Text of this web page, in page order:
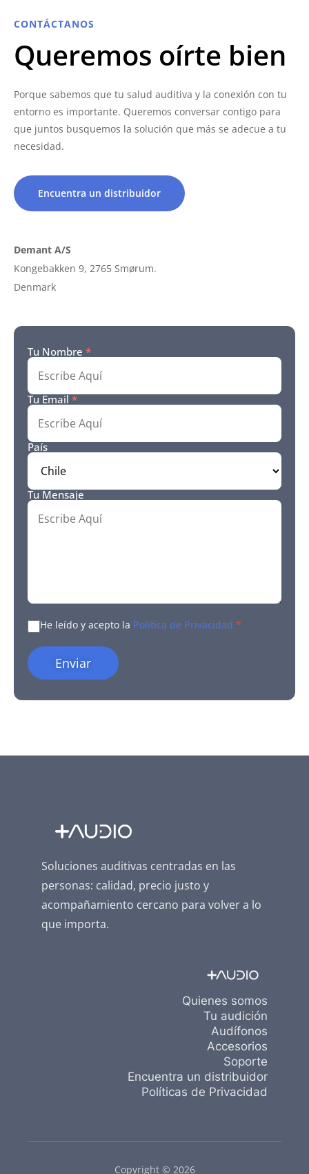
CONTÁCTANOS
Queremos oírte bien
Porque sabemos que tu salud auditiva y la conexión con tu
entorno es importante. Queremos conversar contigo para
que juntos busquemos la solución que más se adecue a tu
necesidad.
Encuentra un distribuidor
Demant A/S
Kongebakken 9, 2765 Smørum.
Denmark
Tu Nombre *
Tu Email*
País
Tu Mensaje
He leído y acepto la Política de Privacidad *
Enviar
Soluciones auditivas centradas en las
personas: calidad, precio justo y
acompañamiento cercano para volver a lo
que importa.
Quienes somos
Tu audición
Audífonos
Accesorios
Soporte
Encuentra un distribuidor
Políticas de Privacidad
Copyright © 2026